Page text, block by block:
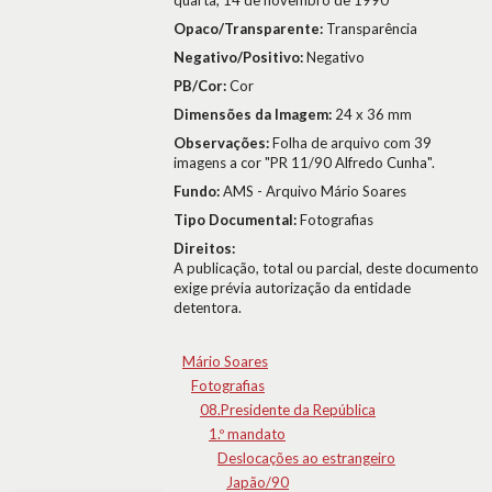
Opaco/Transparente: Transparência
Negativo/Positivo:Negativo
PB/Cor:Cor
Dimensões da Imagem: 24 x 36 mm
Observações:Folha de arquivo com 39
imagens a cor "PR 11/90 Alfredo Cunha".
Fundo:AMS - Arquivo Mário Soares
Tipo Documental:Fotografias
Direitos:
A publicação, total ou parcial, deste documento
exige prévia autorização da entidade
detentora.
Mário Soares
Fotografias
08.Presidente da República
1.º mandato
Deslocações ao estrangeiro
Japão/90